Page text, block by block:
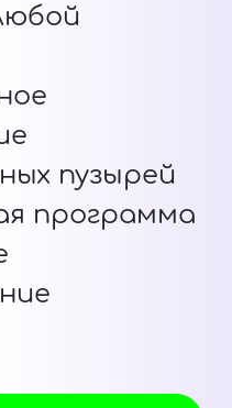
пузырей
программа